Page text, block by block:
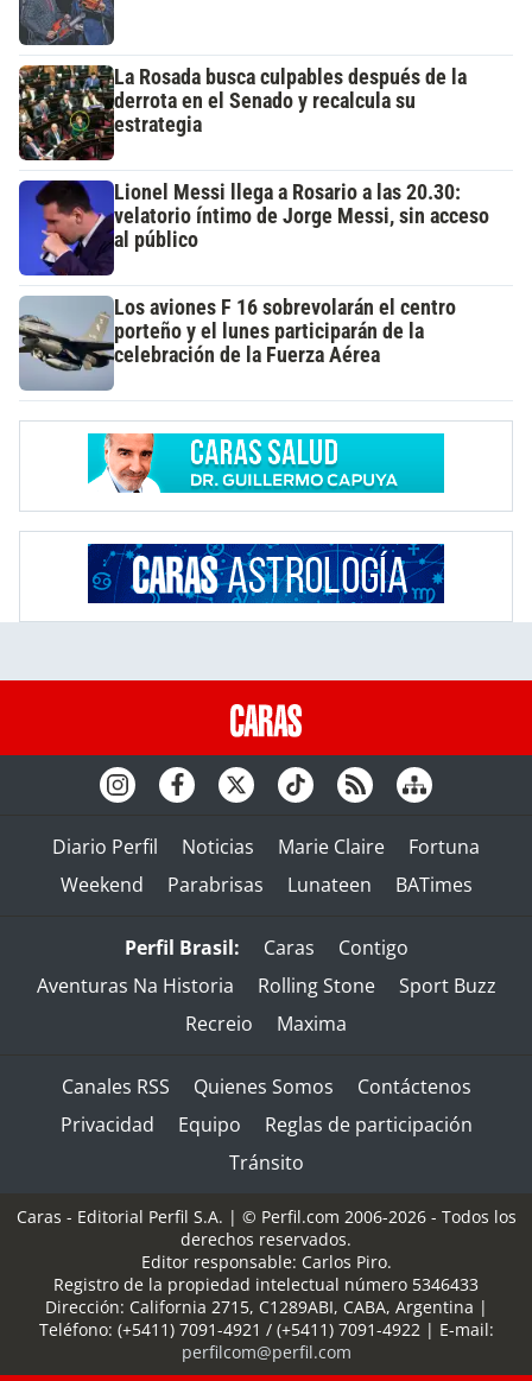
La Rosada busca culpables después de la
derrota en el Senado y recalcula su
estrategia
Lionel Messi llega a Rosario a las 20.30:
velatorio íntimo de Jorge Messi, sin acceso
al público
Los aviones F 16 sobrevolarán el centro
porteño y el lunes participarán de la
celebración de la Fuerza Aérea
Diario Perfil Noticias Marie Claire
Fortuna
Weekend
Parabrisas Lunateen BATimes
Perfil Brasil: Caras
Contigo
Aventuras Na Historia
Rolling Stone
Sport Buzz
Recreio
Maxima
Canales RSS Quienes Somos
Contáctenos
Privacidad
Equipo
Reglas de participación
Tránsito
Caras - Editorial Perfil S.A. | © Perfil.com 2006-2026 - Todos los
derechos reservados.
Editor responsable: Carlos Piro.
Registro de la propiedad intelectual número 5346433
Dirección: California 2715, C1289ABI, CABA, Argentina |
Teléfono: (+5411) 7091-4921 / (+5411) 7091-4922 | E-mail:
perfilcom@perfil.com